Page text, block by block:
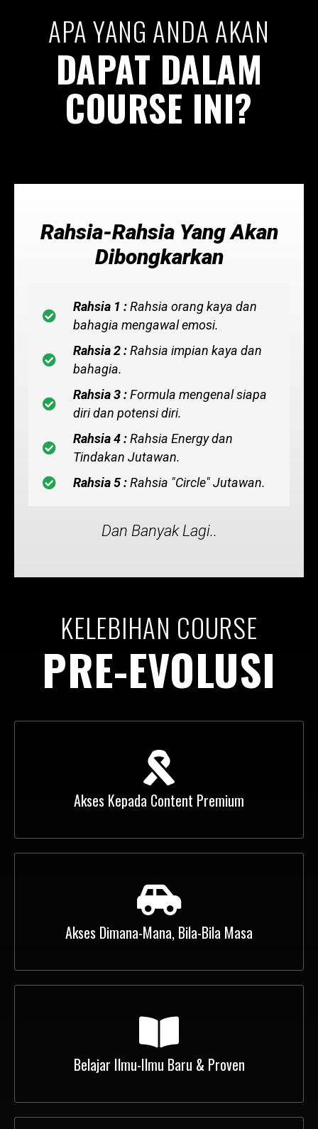
APA YANG ANDA AKAN
DAPAT DALAM
COURSE INI?
Rahsia-Rahsia Yang Akan
Dibongkarkan
Rahsia 1 :Rahsia orang kaya dan
bahagia mengawal emosi.
Rahsia 2 :Rahsia impian kaya dan
bahagia.
Rahsia 3 :Formula mengenal siapa
diri dan potensi diri.
Rahsia 4 :Rahsia Energy dan
Tindakan Jutawan.
Rahsia 5 :Rahsia "Circle" Jutawan.
Dan Banyak Lagi..
KELEBIHAN COURSE
PRE-EVOLUSI
Akses Kepada Content Premium
Akses Dimana-Mana, Bila-Bila Masa
Belajar Ilmu-Ilmu Baru & Proven